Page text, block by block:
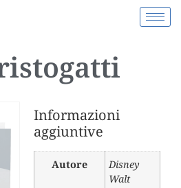
Informazioni
aggiuntive
Autore
Disney
Walt